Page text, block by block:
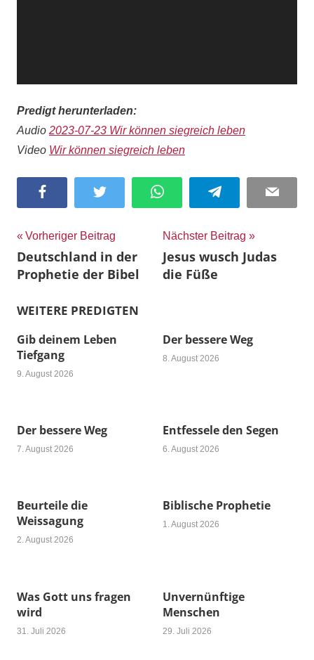
Predigt herunterladen:
Audio 2023-07-23 Wir können siegreich leben
Video Wir können siegreich leben
Facebook Twitter WhatsApp Telegram Email
Beitragsnavigation
Vorheriger Beitrag
Deutschland in der
Prophetie der Bibel
Nächster Beitrag
Jesus wusch Judas
die Füße
WEITERE PREDIGTEN
Gib deinem Leben
Tiefgang
9. August 2026
Der bessere Weg
8. August 2026
Der bessere Weg
7. August 2026
Entfessele den Segen
6. August 2026
Beurteile die
Weissagung
2. August 2026
Biblische Prophetie
1. August 2026
Was Gott uns fragen
wird
31. Juli 2026
Unvernünftige
Menschen
29. Juli 2026